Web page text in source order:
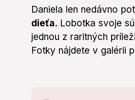
Daniela len nedávno
dieťa. Lobotka svoje
jednou z raritných
Fotky nájdete v galérii